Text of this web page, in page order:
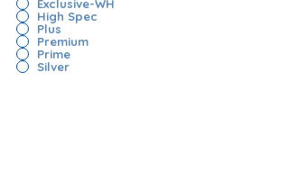
Exclusive-WH
High Spec
Plus
Premium
Prime
Silver